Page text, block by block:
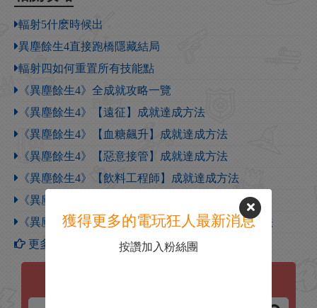
輻射5什麽時候出
異塵餘生4直接跑橋隱藏結局
輻射四如何重置所有技能點
《異塵餘生4》全成就攻略一覽
《異塵餘生4》【遠征】成就達成方法
《異塵餘生4》【血糖飆升】成就達成方法
《異塵餘生4》【惡意接管】成就達成方法
《異塵餘生4》【飲料工程師】成就達成方法
《異塵餘生4》【掠奪人生】成就達成方法
《異塵餘生4》【要活就活在地底下】成就達成方法
更多【異塵餘生4】攻略
獲得更多的電玩狂人最新消息
按讚加入粉絲團